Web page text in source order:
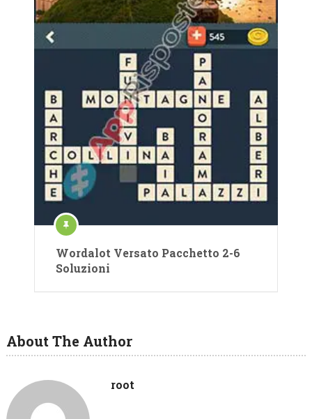
Wordalot Versato Pacchetto 2-6
Soluzioni
About The Author
root